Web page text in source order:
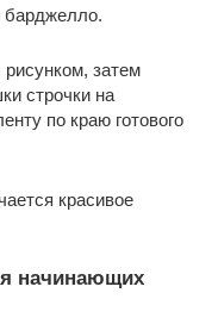
барджелло.
рисунком, затем
строчки на
по краю готового
красивое
начинающих